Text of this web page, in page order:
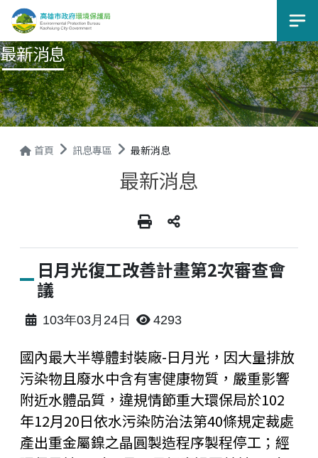
選
最新消息
首頁 訊息專區 最新消息
最新消息
日月光復工改善計畫第2次審查會
議
103年03月24日 4293
國內最大半導體封裝廠-日月光，因大量排放
污染物且廢水中含有害健康物質，嚴重影響
附近水體品質，違規情節重大環保局於102
年12月20日依水污染防治法第40條規定裁處
產出重金屬鎳之晶圓製造程序製程停工；經